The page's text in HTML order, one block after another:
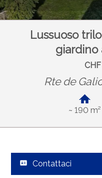
Lussuoso
giardino
Rte de
~ 190 m²
Contattaci